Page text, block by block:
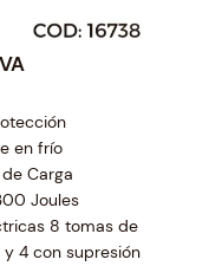
en frío
Carga
Joules
8 tomas de
4 con supresión